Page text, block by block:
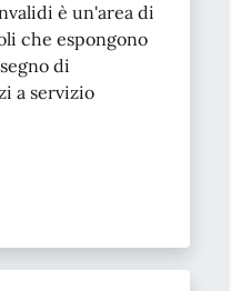
è un'area di
che espongono
di
a servizio